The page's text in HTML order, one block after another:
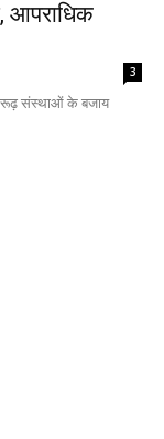
आपराधिक
3
संस्थाओं के बजाय